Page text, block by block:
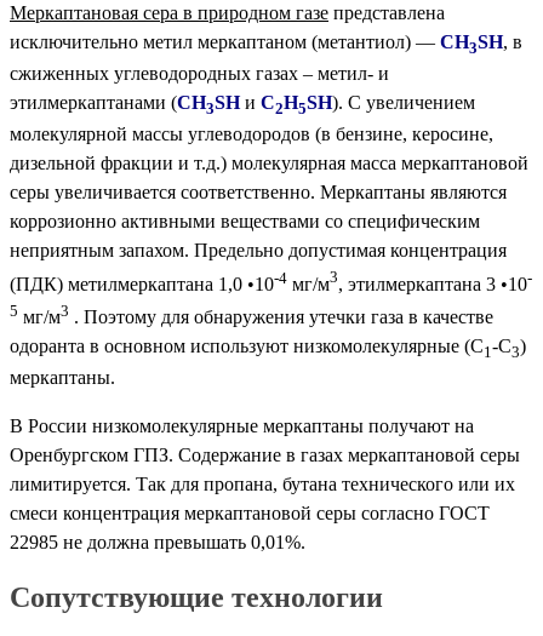
Меркаптановая сера в природном газе представлена
исключительно метил меркаптаном (метантиол) — CH3SH, в
сжиженных углеводородных газах – метил- и
этилмеркаптанами (CH3SHи C2H5SH). С увеличением
молекулярной массы углеводородов (в бензине, керосине,
дизельной фракции и т.д.) молекулярная масса меркаптановой
серы увеличивается соответственно. Меркаптаны являются
коррозионно активными веществами со специфическим
неприятным запахом. Предельно допустимая концентрация
(ПДК) метилмеркаптана 1,0 •10-4 мг/м3, этилмеркаптана 3 •10-
5 мг/м3 . Поэтому для обнаружения утечки газа в качестве
одоранта в основном используют низкомолекулярные (С1-С3)
меркаптаны.
В России низкомолекулярные меркаптаны получают на
Оренбургском ГПЗ. Содержание в газах меркаптановой серы
лимитируется. Так для пропана, бутана технического или их
смеси концентрация меркаптановой серы согласно ГОСТ
22985 не должна превышать 0,01%.
Сопутствующие технологии